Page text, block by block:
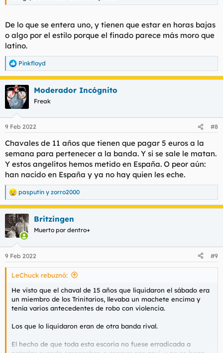
De lo que se entera uno, y tienen que estar en horas bajas
o algo por el estilo porque el finado parece más moro que
latino.
R
e
a
c
c
i
e
:
Pinkfloyd
Moderador Incógnito
Freak
9 Feb 2022 #8
Chavales de 11 años que tienen que pagar 5 euros a la
semana para pertenecer a la banda. Y si se sale le matan.
Y estos angelitos hemos metido en España. O peor aún:
han nacido en España y ya no hay quien les eche.
R
e
a
c
c
i
e
s
pasputin y zorro2000
Britzingen
Muerto por dentro+
9 Feb 2022 #9
LeChuck rebuznó:
He visto que el chaval de 15 años que liquidaron el sábado era
un miembro de los Trinitarios, llevaba un machete encima y
tenía varios antecedentes de robo con violencia.
Los que lo liquidaron eran de otra banda rival.
El hecho de que toda esta escoria no fuese erradicada a